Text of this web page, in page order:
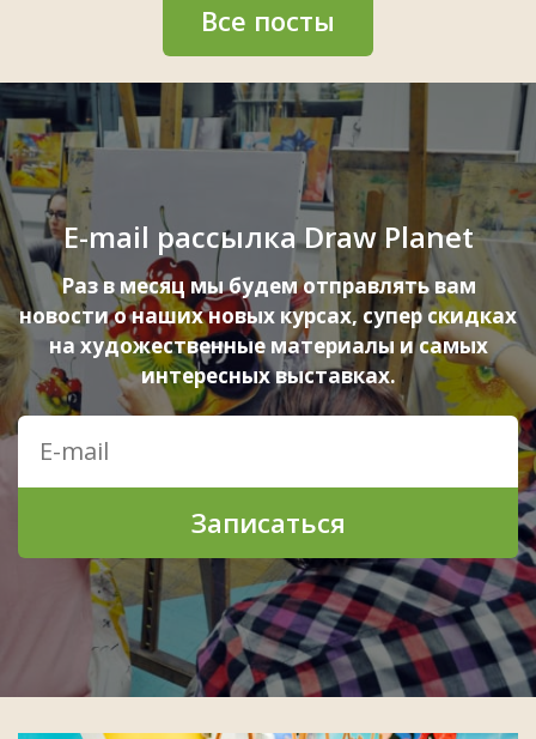
Все посты
E-mail рассылка Draw Planet
Раз в месяц мы будем отправлять вам
новости о наших новых курсах, супер скидках
на художественные материалы и самых
интересных выставках.
Записаться